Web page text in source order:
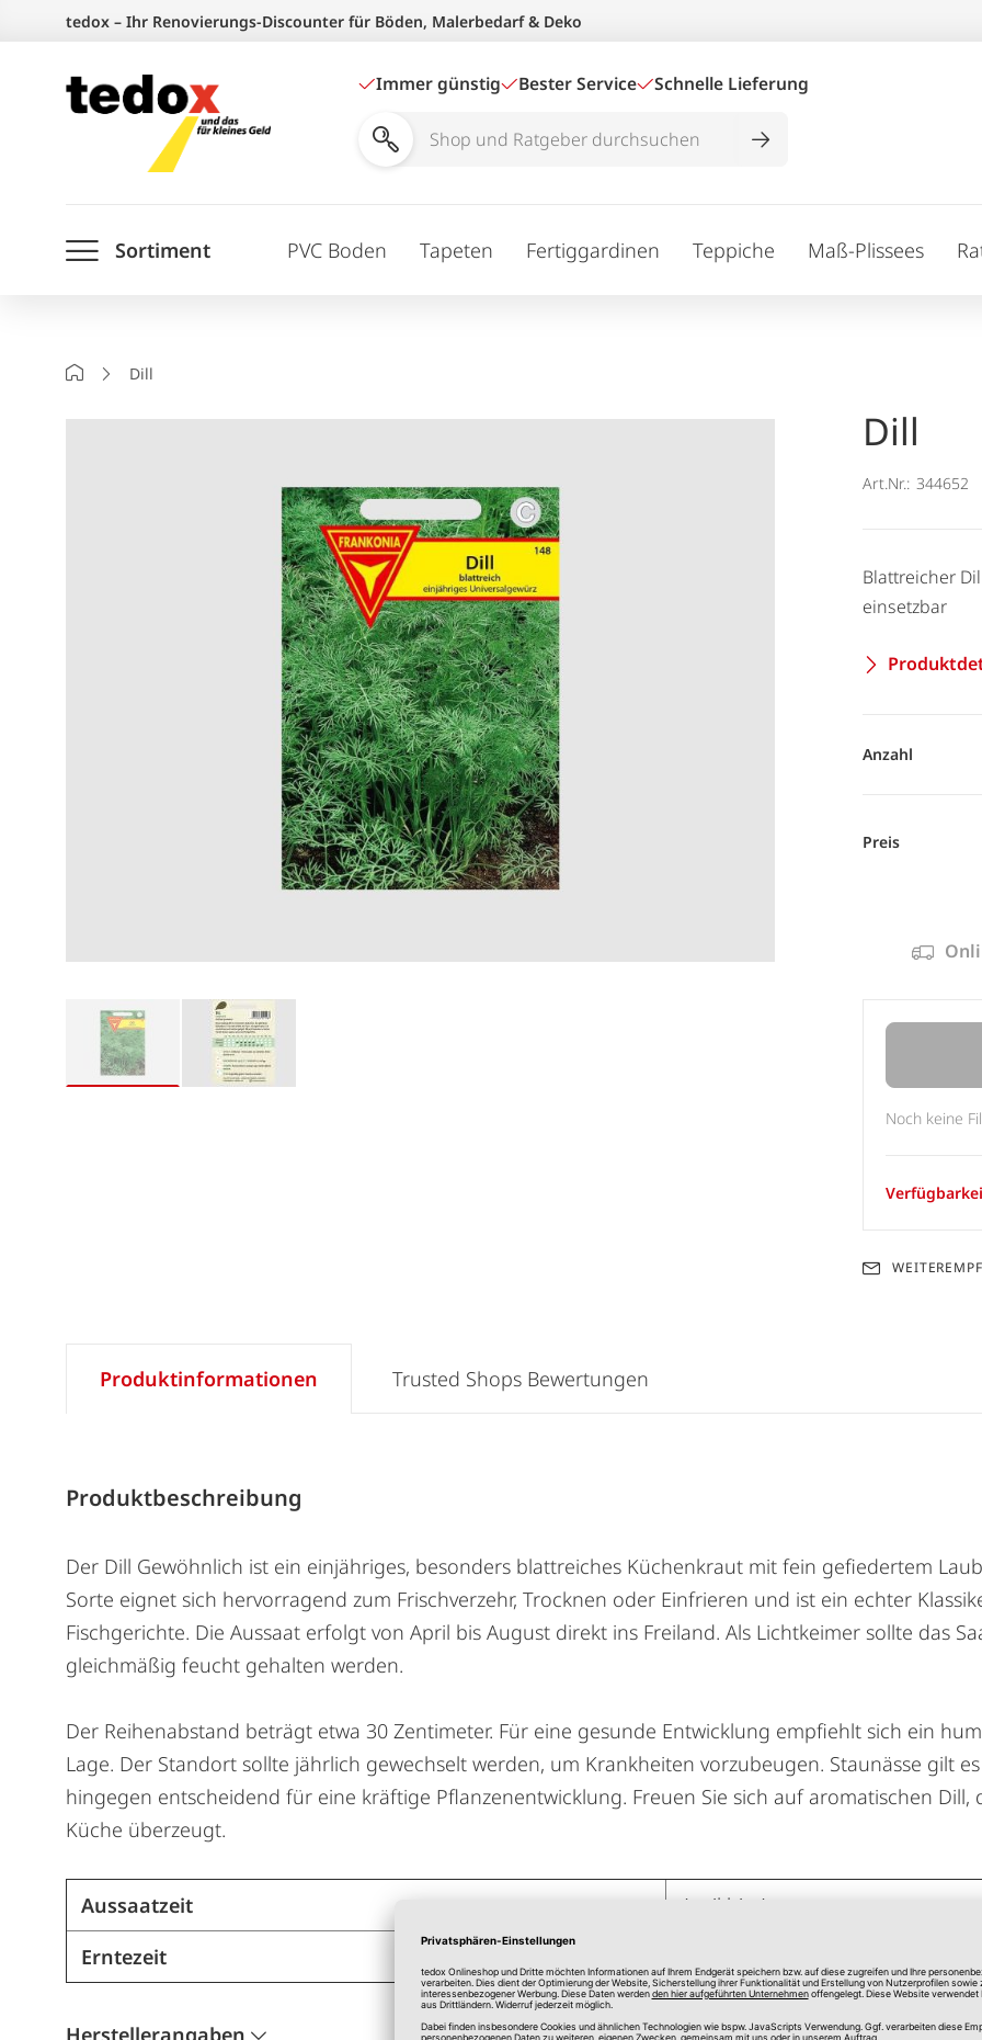
springen
tedox – Ihr Renovierungs-Discounter für Böden, Malerbedarf & Deko
Immer günstig Bester Service Schnelle Lieferung
Shop
durchsuchen
Sortiment PVC Boden Tapeten Fertiggardinen Teppiche Maß-Plissees
Startseite
Dill
Dill
Art.Nr.: 344652
Blattreicher
einsetzbar
Anzahl
Preis
Noch keine
Produktinformationen
Produktbeschreibung
Der Dill Gewöhnlich ist ein einjähriges, besonders blattreiches Küchenkraut mit fein gefiedertem
Sorte eignet sich hervorragend zum Frischverzehr, Trocknen oder Einfrieren und ist ein echter
Fischgerichte. Die Aussaat erfolgt von April bis August direkt ins Freiland. Als Lichtkeimer sollte das
gleichmäßig feucht gehalten werden.
Der Reihenabstand beträgt etwa 30 Zentimeter. Für eine gesunde Entwicklung empfiehlt sich ein
Lage. Der Standort sollte jährlich gewechselt werden, um Krankheiten vorzubeugen. Staunässe gilt
hingegen entscheidend für eine kräftige Pflanzenentwicklung. Freuen Sie sich auf aromatischen
Küche überzeugt.
Aussaatzeit
April bis August
Erntezeit
Herstellerangaben
Trusted Shops Bewertungen